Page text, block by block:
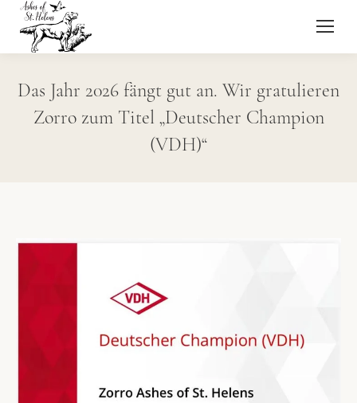
Das Jahr 2026 fängt gut an. Wir gratulieren
Zorro zum Titel „Deutscher Champion
(VDH)“